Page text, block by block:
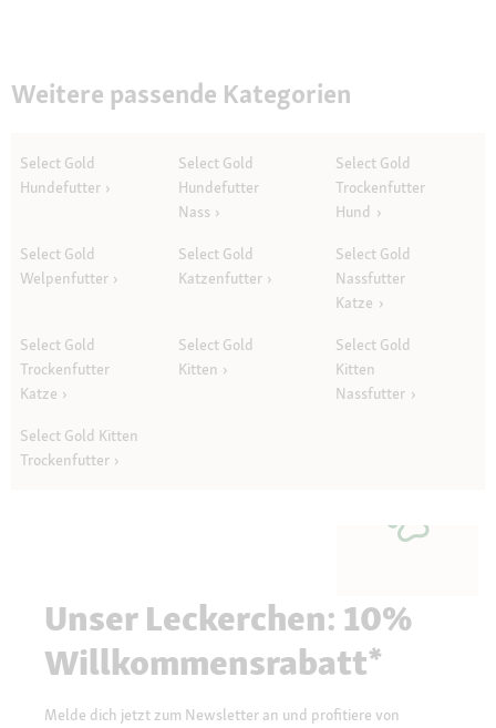
Weitere passende Kategorien
Select Gold
Hundefutter
Select Gold
Hundefutter
Nass
Select Gold
Trockenfutter
Hund
Select Gold
Welpenfutter
Select Gold
Katzenfutter
Select Gold
Nassfutter
Katze
Select Gold
Trockenfutter
Katze
Select Gold
Kitten
Select Gold
Kitten
Nassfutter
Select Gold Kitten
Trockenfutter
Unser Leckerchen: 10%
Willkommensrabatt*
Melde dich jetzt zum Newsletter an und profitiere von